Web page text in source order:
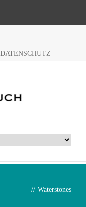
DATENSCHUTZ
// Waterstones